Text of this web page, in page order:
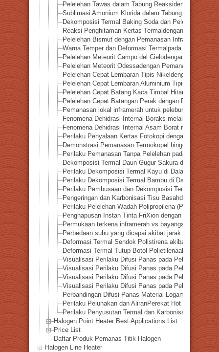
Pelelehan Tawas dalam Tabung Reaksidengan
Sublimasi Amonium Klorida dalam Tabung Reaksi
Dekomposisi Termal Baking Soda dan Pelepasan Uap
Reaksi Penghitaman Kertas Termaldengan
Pelelehan Bismut dengan Pemanasan Inframerah
Warna Temper dan Deformasi Termalpada Pelat
Pelelehan Meteorit Campo del Cielodengan
Pelelehan Meteorit Odessadengan Pemanasan
Pelelehan Cepat Lembaran Tipis Nikeldengan
Pelelehan Cepat Lembaran Aluminium Tipis oleh
Pelelehan Cepat Batang Kaca Timbal Hitam dengan
Pelelehan Cepat Batangan Perak dengan Pemanasan
Pemanasan lokal inframerah untuk peleburan cepat
Fenomena Dehidrasi Internal Boraks melalui
Fenomena Dehidrasi Internal Asam Borat melalui
Perilaku Penyalaan Kertas Fotokopi dengan
Demonstrasi Pemanasan Termokopel hingga 1300°C
Perilaku Pemanasan Tanpa Pelelehan pada
Dekomposisi Termal Daun Gugur Sakura dengan
Perilaku Dekomposisi Termal Kayu di Dalam Tabung
Perilaku Dekomposisi Termal Bambu di Dalam
Perilaku Pembusaan dan Dekomposisi Termal
Pengeringan dan Karbonisasi Tisu Basahdalam
Perilaku Pelelehan Wadah Polipropilena (PP) akibat
Penghapusan Instan Tinta FriXion dengan
Permukaan terkena inframerah vs bayangan—
Perbedaan suhu yang dicapai akibat jarak penyinaran
Deformasi Termal Sendok Polistirena akibat
Deformasi Termal Tutup Botol Polietilenaakibat
Visualisasi Perilaku Difusi Panas pada Pelat
Visualisasi Perilaku Difusi Panas pada Pelat Titanium
Visualisasi Perilaku Difusi Panas pada Pelat Baja
Visualisasi Perilaku Difusi Panas pada Pelat
Perbandingan Difusi Panas Material Logamyang
Perilaku Pelunakan dan AliranPerekat Hot Melt akibat
Perilaku Penyusutan Termal dan Karbonisasi Busa
Halogen Point Heater Best Applications List
Price List
Daftar Produk Pemanas Titik Halogen
Halogen Line Heater